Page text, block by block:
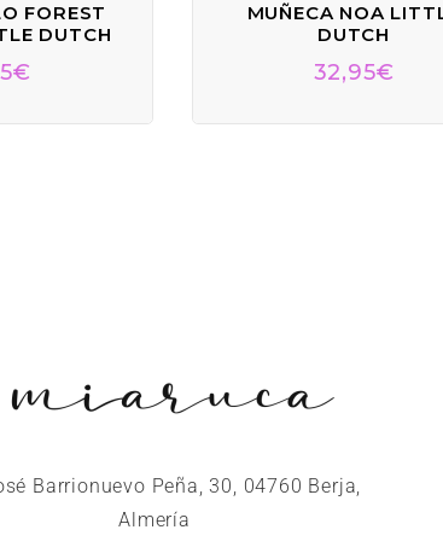
FOREST
DUTCH
€
MUÑECA NOA
DUTCH
32,95€
Barrionuevo Peña, 30, 04760 Berja,
Almería